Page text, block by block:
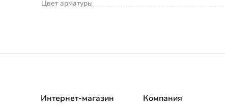
Цвет арматуры
Интернет-магазин
Компания